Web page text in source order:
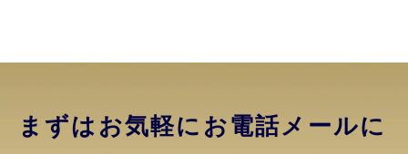
まずはお気軽にお電話メールに